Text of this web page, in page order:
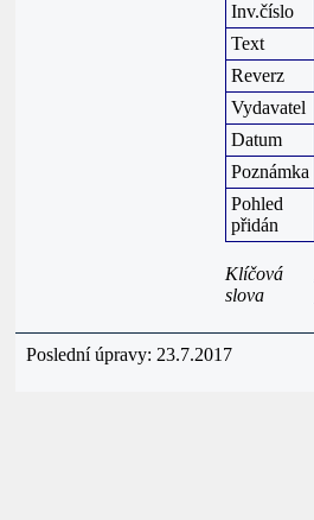
Inv.číslo
Text
Reverz
Vydavatel
Datum
Poznámka
Pohled
přidán
Klíčová
slova
Poslední úpravy: 23.7.2017